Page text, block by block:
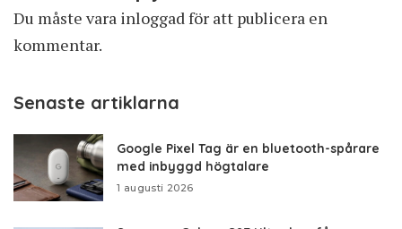
Du måste vara inloggadför att publicera en
kommentar.
Senaste artiklarna
Google Pixel Tag är en bluetooth-spårare
med inbyggd högtalare
1 augusti 2026